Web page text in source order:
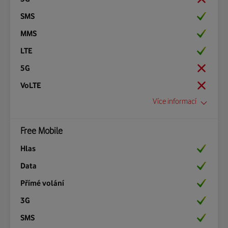
Web:
Pokrytí:
zobrazit v novém okně
Přesměrování hovoru:
Blokování hovoru:
Ano
Ano
Ano
Více informací
Mezinárodní prefix:
+33
BOUYGTEL, BOUYGTEL-F, F-BOUYGTEL, 208 20
Frekvence:
900/1800 LTE: 800,1800,2600
Web:
Free Mobile
Ano
Ano
Ano
Ano
Ano